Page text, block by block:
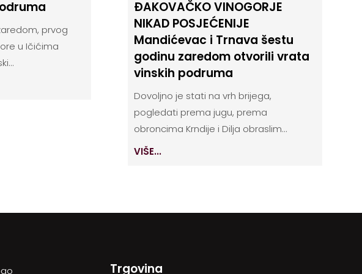
prvog
u Ičićima
ĐAKOVAČKO VINOGORJE
NIKAD POSJEĆENIJE
Mandićevac i Trnava šestu
godinu zaredom otvorili vrata
vinskih podruma
Dovoljno je stati na vrh brijega,
pogledati prema jugu, prema
obroncima Krndije i Dilja obraslim...
VIŠE...
Trgovina